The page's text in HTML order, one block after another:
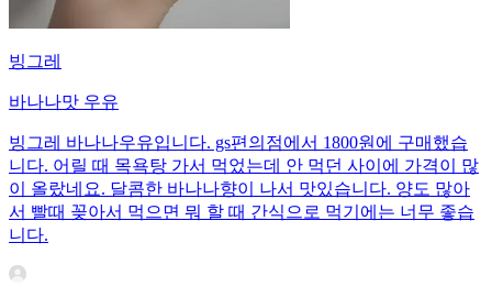
빙그레
바나나맛 우유
빙그레 바나나우유입니다. gs편의점에서 1800원에 구매했습
니다. 어릴 때 목욕탕 가서 먹었는데 안 먹던 사이에 가격이 많
이 올랐네요. 달콤한 바나나향이 나서 맛있습니다. 양도 많아
서 빨때 꽂아서 먹으면 뭐 할 때 간식으로 먹기에는 너무 좋습
니다.